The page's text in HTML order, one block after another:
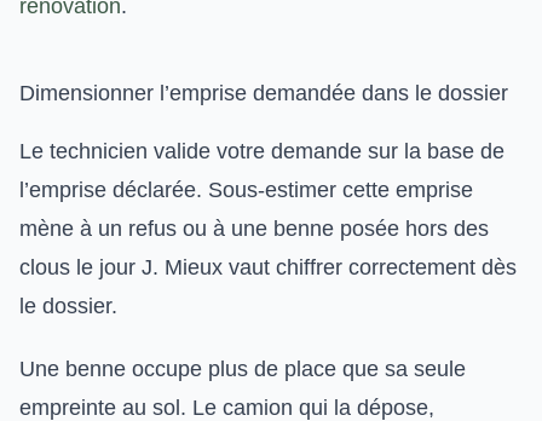
rénovation.
Dimensionner l’emprise demandée dans le dossier
Le technicien valide votre demande sur la base de
l’emprise déclarée. Sous-estimer cette emprise
mène à un refus ou à une benne posée hors des
clous le jour J. Mieux vaut chiffrer correctement dès
le dossier.
Une benne occupe plus de place que sa seule
empreinte au sol. Le camion qui la dépose,